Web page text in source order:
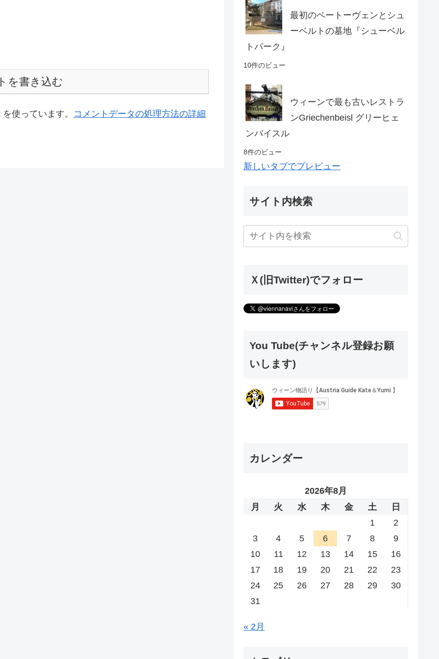
を書き込む
使っています。 コメントデータの処理方法の詳細
最初のベートーヴェンとシュ
ーベルトの墓地『シューベル
トパーク』
10件のビュー
ウィーンで最も古いレストラ
ンGriechenbeisl グリーヒェ
ンバイスル
8件のビュー
新しいタブでプレビュー
サイト内検索
Ｘ(旧Twitter)でフォロー
You Tube(チャンネル登録お願
いします)
カレンダー
2026年8月
月
火 水 木 金 土
日
1
2
3
4 5 6 7 8
9
10
11 12 13 14 15
16
17
18 19 20 21 22
23
24
25 26 27 28 29
30
31
« 2月